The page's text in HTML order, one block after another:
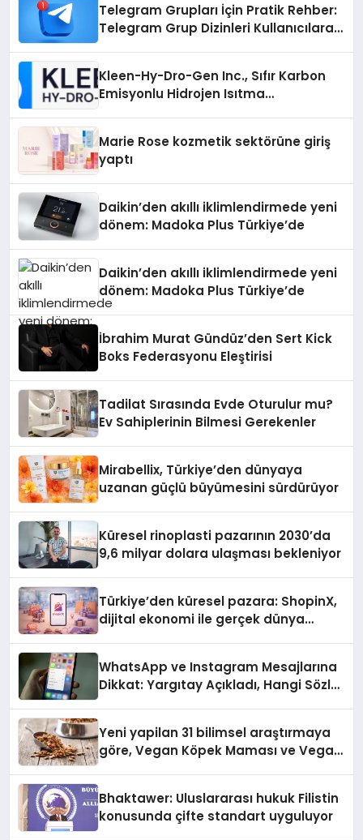
Telegram Grupları İçin Pratik Rehber:
Telegram Grup Dizinleri Kullanıcılara
Kleen-Hy-Dro-Gen Inc., Sıfır Karbon
Emisyonlu Hidrojen Isıtma
Marie Rose kozmetik sektörüne giriş
yaptı
Daikin’den akıllı iklimlendirmede yeni
dönem: Madoka Plus Türkiye’de
Daikin’den akıllı iklimlendirmede yeni
dönem: Madoka Plus Türkiye’de
İbrahim Murat Gündüz’den Sert Kick
Boks Federasyonu Eleştirisi
Tadilat Sırasında Evde Oturulur mu?
Ev Sahiplerinin Bilmesi Gerekenler
Mirabellix, Türkiye’den dünyaya
uzanan güçlü büyümesini sürdürüyor
Küresel rinoplasti pazarının 2030’da
9,6 milyar dolara ulaşması bekleniyor
Türkiye’den küresel pazara: ShopinX,
dijital ekonomi ile gerçek dünya
WhatsApp ve Instagram Mesajlarına
Dikkat: Yargıtay Açıkladı, Hangi Sözler
Yeni yapilan 31 bilimsel araştırmaya
göre, Vegan Köpek Maması ve Vegan
Bhaktawer: Uluslararası hukuk Filistin
konusunda çifte standart uyguluyor